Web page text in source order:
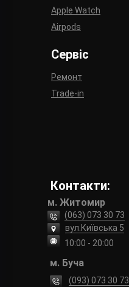
Apple Watch
Airpods
Сервіс
Ремонт
Trade-in
Контакти:
м. Житомир
вул.Київська 5
10:00 - 20:00
(063) 073 30 73
м. Буча
(093) 073 30 73